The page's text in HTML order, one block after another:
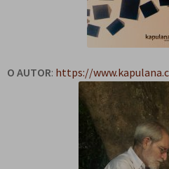
O AUTOR: https://